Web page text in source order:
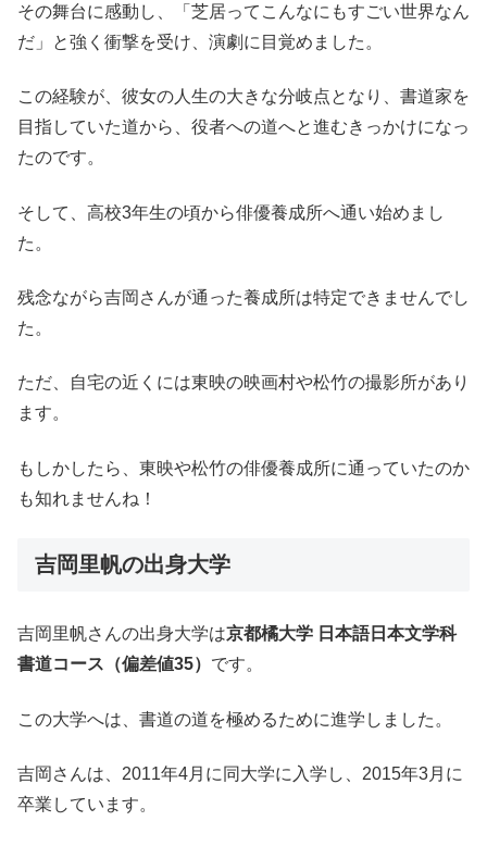
その舞台に感動し、「芝居ってこんなにもすごい世界なん
だ」と強く衝撃を受け、演劇に目覚めました。
この経験が、彼女の人生の大きな分岐点となり、書道家を
目指していた道から、役者への道へと進むきっかけになっ
たのです。
そして、高校3年生の頃から俳優養成所へ通い始めまし
た。
残念ながら吉岡さんが通った養成所は特定できませんでし
た。
ただ、自宅の近くには東映の映画村や松竹の撮影所があり
ます。
もしかしたら、東映や松竹の俳優養成所に通っていたのか
も知れませんね！
吉岡里帆の出身大学
吉岡里帆さんの出身大学は京都橘大学 日本語日本文学科
書道コース（偏差値35） です。
この大学へは、書道の道を極めるために進学しました。
吉岡さんは、2011年4月に同大学に入学し、2015年3月に
卒業しています。